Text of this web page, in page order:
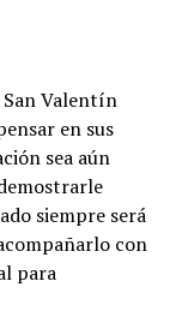
San Valentín
en sus
sea aún
siempre será
con
para